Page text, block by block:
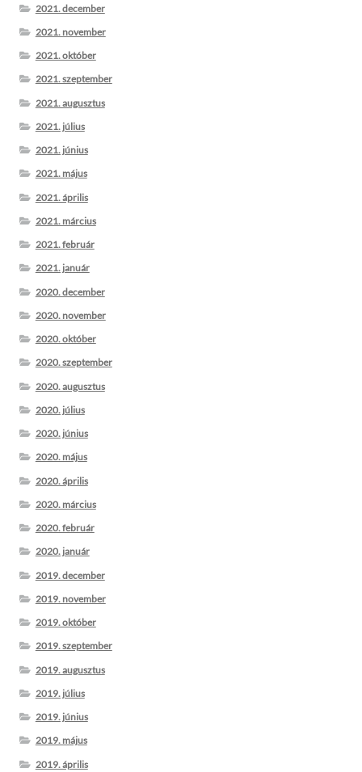
2021. december
2021. november
2021. október
2021. szeptember
2021. augusztus
2021. július
2021. június
2021. május
2021. április
2021. március
2021. február
2021. január
2020. december
2020. november
2020. október
2020. szeptember
2020. augusztus
2020. július
2020. június
2020. május
2020. április
2020. március
2020. február
2020. január
2019. december
2019. november
2019. október
2019. szeptember
2019. augusztus
2019. július
2019. június
2019. május
2019. április